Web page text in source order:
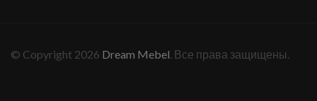
© Copyright 2026 Dream Mebel. Все права защищены.